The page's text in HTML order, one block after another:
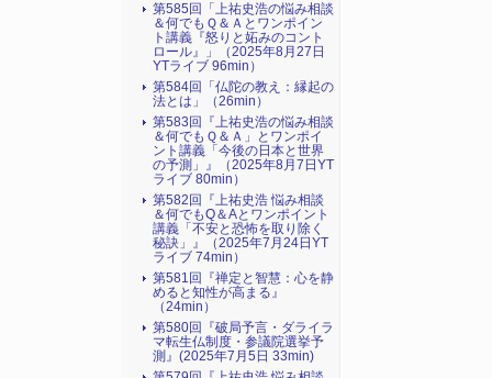
第585回「上祐史浩の悩み相談
＆何でもＱ＆Ａとワンポイン
ト講義『怒りと妬みのコント
ロール』​」（2025年8月27日
YTライブ 96min）
第584回「仏陀の教え：縁起の
法とは」（26min）
第583回『上祐史浩の悩み相談
＆何でもＱ＆Ａ」とワンポイ
ント講義「今後の日本と世界
の予測」』（2025年8月7日YT
ライブ 80min）
第582回『上祐史浩 悩み相談
＆何でもQ＆Aとワンポイント
講義「不安と恐怖を取り除く
秘訣」』（2025年7月24日YT
ライブ 74min）
第581回『禅定と智慧：心を静
めると知性が高まる』
（24min）
第580回『破局予言・ダライラ
マ転生仏制度・参議院選挙予
測』(2025年7月5日 33min)